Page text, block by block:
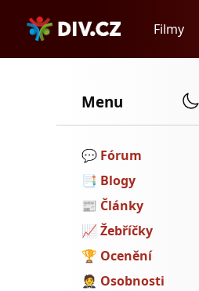
Filmy
Menu
💬️ Fórum
📑 Blogy
📰 Články
📈 Žebříčky
🏆 Ocenění
🤵 Osobnosti